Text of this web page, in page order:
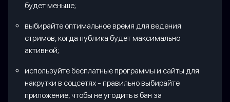
будет меньше;
выбирайте оптимальное время для ведения
стримов, когда публика будет максимально
активной;
используйте бесплатные программы и сайты для
накрутки в соцсетях - правильно выбирайте
приложение, чтобы не угодить в бан за